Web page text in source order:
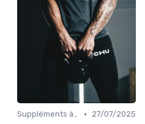
Suppléments à base de plantes •
27/07/2025